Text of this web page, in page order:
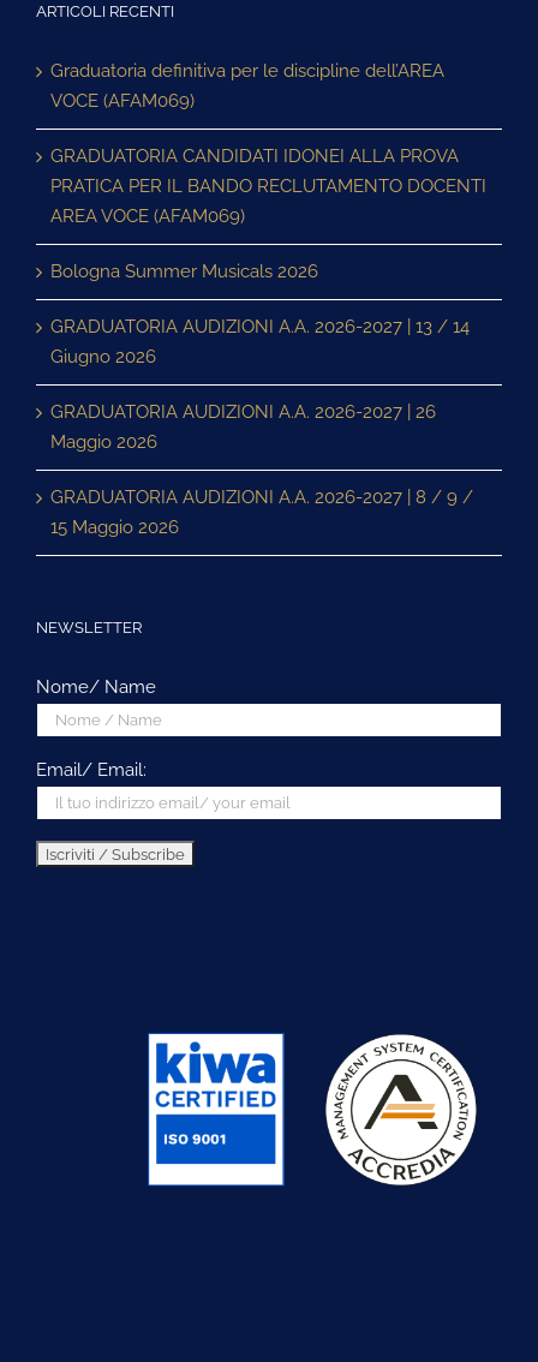
ARTICOLI RECENTI
Graduatoria definitiva per le discipline dell’AREA
VOCE (AFAM069)
GRADUATORIA CANDIDATI IDONEI ALLA PROVA
PRATICA PER IL BANDO RECLUTAMENTO DOCENTI
AREA VOCE (AFAM069)
Bologna Summer Musicals 2026
GRADUATORIA AUDIZIONI A.A. 2026-2027 | 13 / 14
Giugno 2026
GRADUATORIA AUDIZIONI A.A. 2026-2027 | 26
Maggio 2026
GRADUATORIA AUDIZIONI A.A. 2026-2027 | 8 / 9 /
15 Maggio 2026
NEWSLETTER
Nome/ Name
Email/ Email: